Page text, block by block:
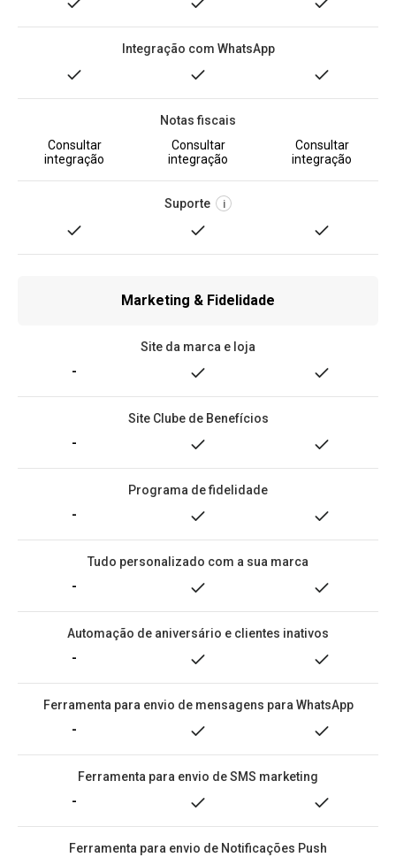
Integração com WhatsApp
Notas fiscais
Consultar
integração
Consultar
integração
Consultar
integração
Suporte i
Marketing & Fidelidade
Site da marca e loja
-
Site Clube de Benefícios
-
Programa de fidelidade
-
Tudo personalizado com a sua marca
-
Automação de aniversário e clientes inativos
-
Ferramenta para envio de mensagens para WhatsApp
-
Ferramenta para envio de SMS marketing
-
Ferramenta para envio de Notificações Push